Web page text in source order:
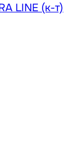
LINE (к-т)